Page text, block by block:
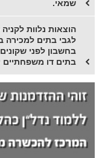
שמאי.
הוצאות נלוות
לגבי בתים למכירה
בחשבון לפני
בתים דו משפחתיים